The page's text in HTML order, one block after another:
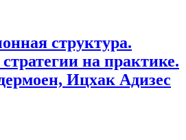
структура.
на практике.
Ицхак Адизес